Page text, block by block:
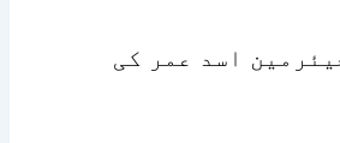
اسد عمر کی